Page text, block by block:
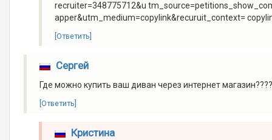
recruiter=348775712&u
apper&utm_medium=copylink&recuruit_context=
[Ответить]
Сергей
Где можно купить ваш диван через интернет
[Ответить]
Кристина